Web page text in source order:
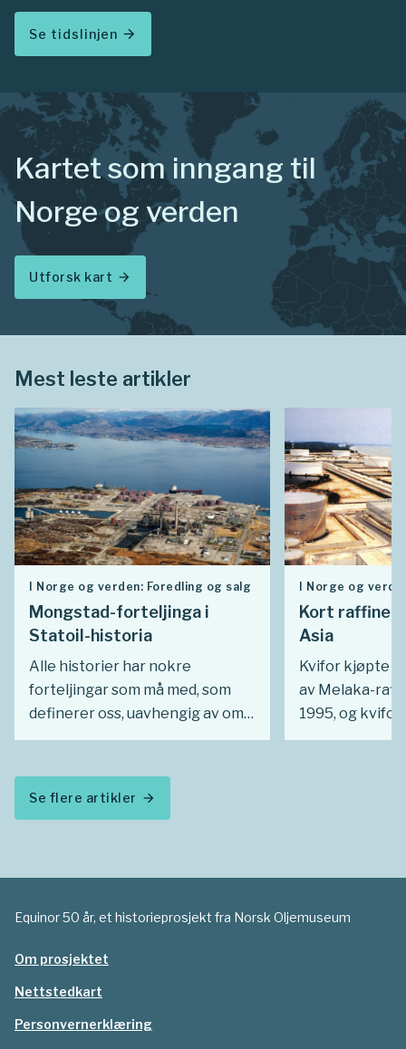
Se tidslinjen arrow_forward
Kartet som inngang til
Norge og verden
Utforsk kart arrow_forward
Mest leste artikler
I Norge og verden: Foredling og salg
Mongstad-forteljinga i
Statoil-historia
Alle historier har nokre
forteljingar som må med, som
definerer oss, uavhengig av om
vi fortel om eit norsk
eiga historie. Så å seie alle
historiene om Statoil inneheld
forteljinga om Mongstad så
I Norge og
Kort
Asia
Kvifor kjøpte
av Melaka-
1995, og kvifor
aksjeposten i
Se flere artikler arrow_forward
Equinor 50 år, et historieprosjekt fra Norsk Oljemuseum
Om prosjektet
Nettstedkart
Personvernerklæring